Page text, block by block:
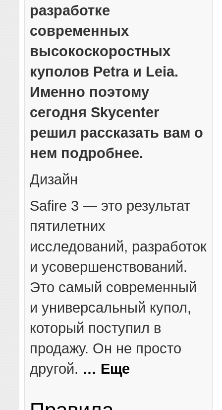
разработке
современных
высокоскоростных
куполов Petra и Leia.
Именно поэтому
сегодня Skycenter
решил рассказать вам о
нем подробнее.
Дизайн
Safire 3 — это результат
пятилетних
исследований, разработок
и усовершенствований.
Это самый современный
и универсальный купол,
который поступил в
продажу. Он не просто
другой. … Еще